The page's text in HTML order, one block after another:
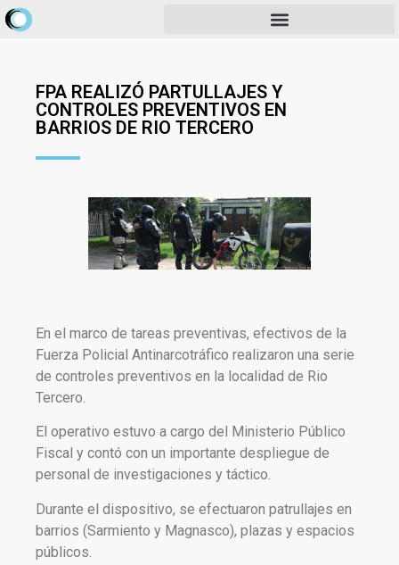
FPA REALIZÓ PARTULLAJES Y
CONTROLES PREVENTIVOS EN
BARRIOS DE RIO TERCERO
En el marco de tareas preventivas, efectivos de la
Fuerza Policial Antinarcotráfico realizaron una serie
de controles preventivos en la localidad de Rio
Tercero.
El operativo estuvo a cargo del Ministerio Público
Fiscal y contó con un importante despliegue de
personal de investigaciones y táctico.
Durante el dispositivo, se efectuaron patrullajes en
barrios (Sarmiento y Magnasco), plazas y espacios
públicos.